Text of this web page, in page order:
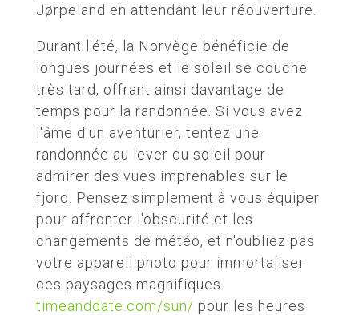
Jørpeland en attendant leur réouverture.
Durant l'été, la Norvège bénéficie de
longues journées et le soleil se couche
très tard, offrant ainsi davantage de
temps pour la randonnée. Si vous avez
l'âme d'un aventurier, tentez une
randonnée au lever du soleil pour
admirer des vues imprenables sur le
fjord. Pensez simplement à vous équiper
pour affronter l'obscurité et les
changements de météo, et n'oubliez pas
votre appareil photo pour immortaliser
ces paysages magnifiques.
timeanddate.com/sun/ pour les heures